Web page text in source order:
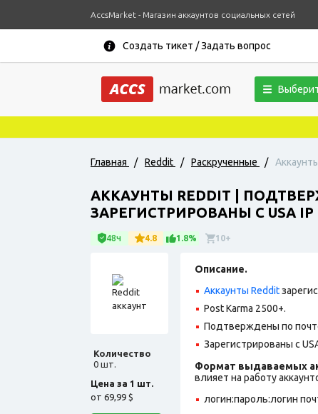
AccsMarket - Магазин аккаунтов социальных сетей
Создать тикет / Задать вопрос
Главная / Reddit / Раскрученные /
АККАУНТЫ REDDIT |
ЗАРЕГИСТРИРОВАНЫ С USA IP
48ч 4.8 1.8% 10+
Количество
0 шт.
Цена за 1 шт.
от 69,99 $
Описание.
Аккаунты Reddit
Post Karma 2500+.
Подтверждены по
Зарегистрированы с
Формат выдаваемых
влияет на работу
логин:пароль:логин